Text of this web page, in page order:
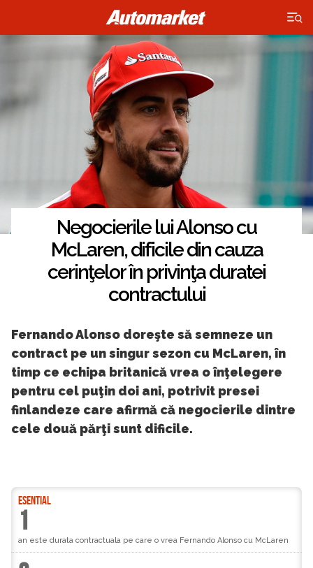
×
Negocierile lui Alonso cu
McLaren, dificile din cauza
cerinţelor în privinţa duratei
contractului
Fernando Alonso doreşte să semneze un
contract pe un singur sezon cu McLaren, în
timp ce echipa britanică vrea o înţelegere
pentru cel puţin doi ani, potrivit presei
finlandeze care afirmă că negocierile dintre
cele două părţi sunt dificile.
ESENTIAL
1
an este durata contractuala pe care o vrea Fernando Alonso cu McLaren